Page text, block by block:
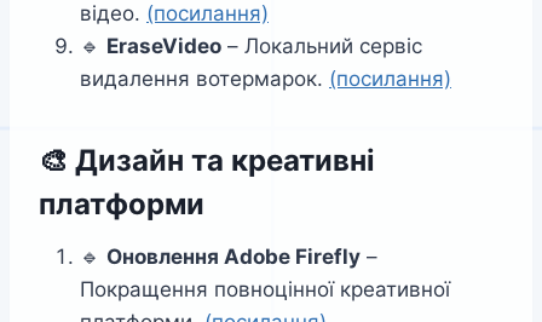
відео. (посилання)
🔹 EraseVideo – Локальний сервіс
видалення вотермарок. (посилання)
🎨 Дизайн та креативні
платформи
🔹 Оновлення Adobe Firefly –
Покращення повноцінної креативної